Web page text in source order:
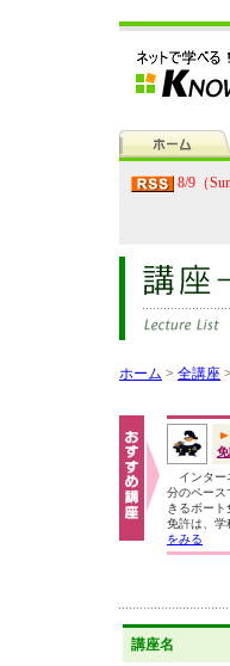
8/9（
ホーム > 全講座 >
インター
分のペース
きるボー
免許は、学
をみる
講座名